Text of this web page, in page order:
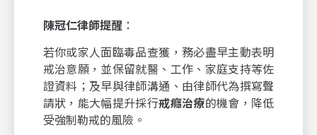
陳冠仁律師提醒：
若你或家人面臨毒品查獲，務必盡早主動表明
戒治意願，並保留就醫、工作、家庭支持等佐
證資料；及早與律師溝通、由律師代為撰寫聲
請狀，能大幅提升採行戒癮治療的機會，降低
受強制勒戒的風險。